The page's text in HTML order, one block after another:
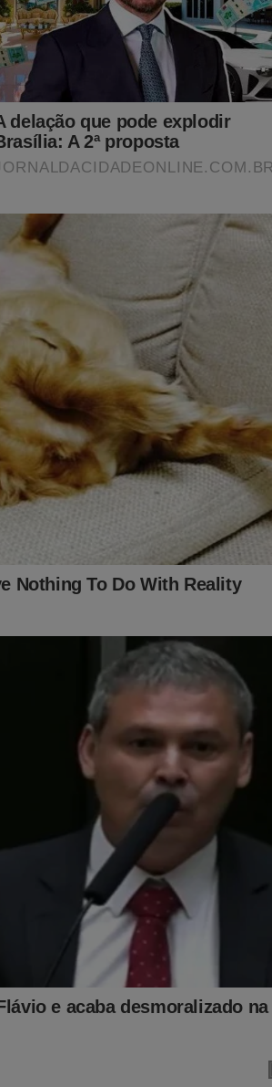
PODCAST
conservador do Brasil! Um
os "assuntos proibidos" no Brasil são
o livro"O Fantasma do Alvorada - A
o livro. Confira: